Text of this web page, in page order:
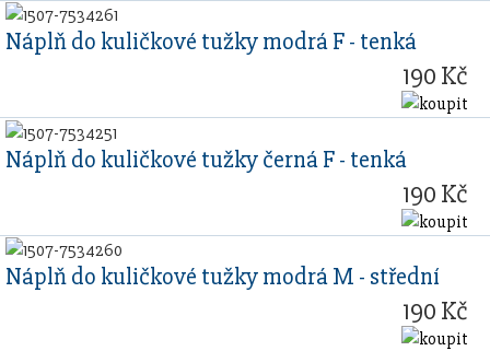
Náplň do kuličkové tužky modrá F - tenká
190 Kč
Náplň do kuličkové tužky černá F - tenká
190 Kč
Náplň do kuličkové tužky modrá M - střední
190 Kč